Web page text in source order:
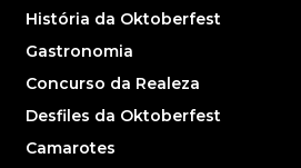
História da Oktoberfest
Gastronomia
Concurso da Realeza
Desfiles da Oktoberfest
Camarotes